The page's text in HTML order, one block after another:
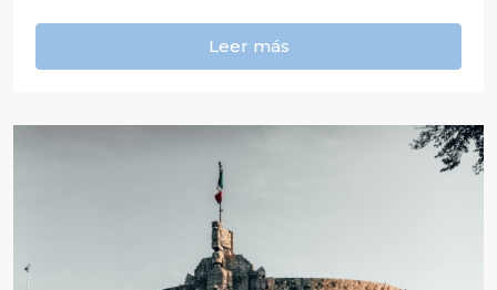
Leer más